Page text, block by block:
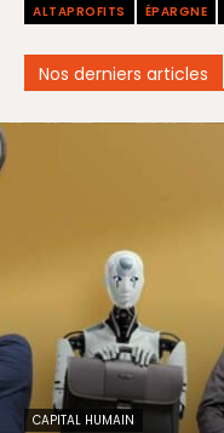
ALTAPROFITS ÉPARGNE
Nos derniers articles
CAPITAL HUMAIN